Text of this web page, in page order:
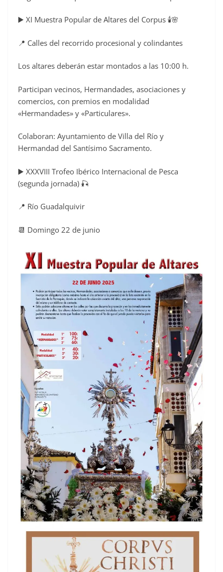
▶️ XI Muestra Popular de Altares del Corpus 🕯️🌸
📍 Calles del recorrido procesional y colindantes
Los altares deberán estar montados a las 10:00 h.
Participan vecinos, Hermandades, asociaciones y
comercios, con premios en modalidad
«Hermandades» y «Particulares».
Colaboran: Ayuntamiento de Villa del Río y
Hermandad del Santísimo Sacramento.
▶️ XXXVIII Trofeo Ibérico Internacional de Pesca
(segunda jornada) 🎣
📍 Río Guadalquivir
📆 Domingo 22 de junio